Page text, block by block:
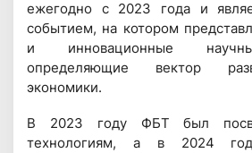
ежегодно с 2023 года и
событием, на котором
и инновационные
определяющие вектор
экономики.
В 2023 году ФБТ был
технологиям, а в 2024